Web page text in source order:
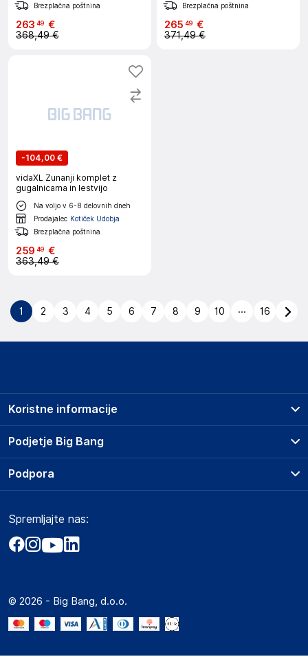
Brezplačna poštnina
263 49 €
368,49 €
Brezplačna poštnina
265 49 €
371,49 €
-104,00 €
vidaXL Zunanji komplet z
gugalnicama in lestvijo
Na voljo v 6-8 delovnih dneh
Prodajalec Kotiček Udobja
Brezplačna poštnina
259 49 €
363,49 €
1 2 3 4 5 6 7 8 9 10 ... 16
Podjetje Big Bang
O podjetju
Obvestila za javnost
Akt o digitalnih storitvah
Marketplace za partnerje
Novosti
Koristne informacije
Prodajna mesta
Storitve
Dostava, vnos in odvoz
Zavarovanje izdelkov
Podpora
Marketplace
Kako oddati naročilo?
Spremljajte nas:
© 2026 - Big Bang, d.o.o.